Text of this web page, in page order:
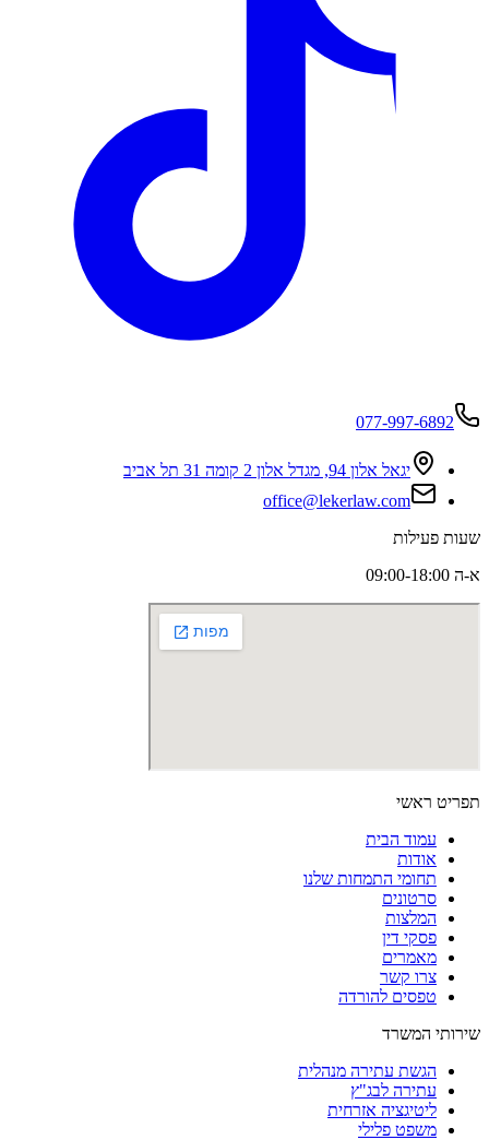
077-997-6892
יגאל אלון 94, מגדל אלון 2 קומה 31 תל אביב
office@lekerlaw.com
שעות פעילות
א-ה 09:00-18:00
תפריט ראשי
עמוד הבית
אודות
תחומי התמחות שלנו
סרטונים
המלצות
פסקי דין
מאמרים
צרו קשר
טפסים להורדה
שירותי המשרד
הגשת עתירה מנהלית
עתירה לבג"ץ
ליטיגציה אזרחית
משפט פלילי